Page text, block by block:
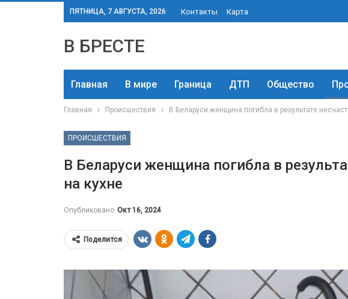
ПЯТНИЦА, 7 АВГУСТА, 2026 Контакты Карта
В БРЕСТЕ
Главная В мире Граница ДТП Общество
Главная Происшествия В Беларуси женщина погибла в результате
ПРОИСШЕСТВИЯ
В Беларуси женщина погибла в
на кухне
Опубликовано Окт 16, 2024
Поделится